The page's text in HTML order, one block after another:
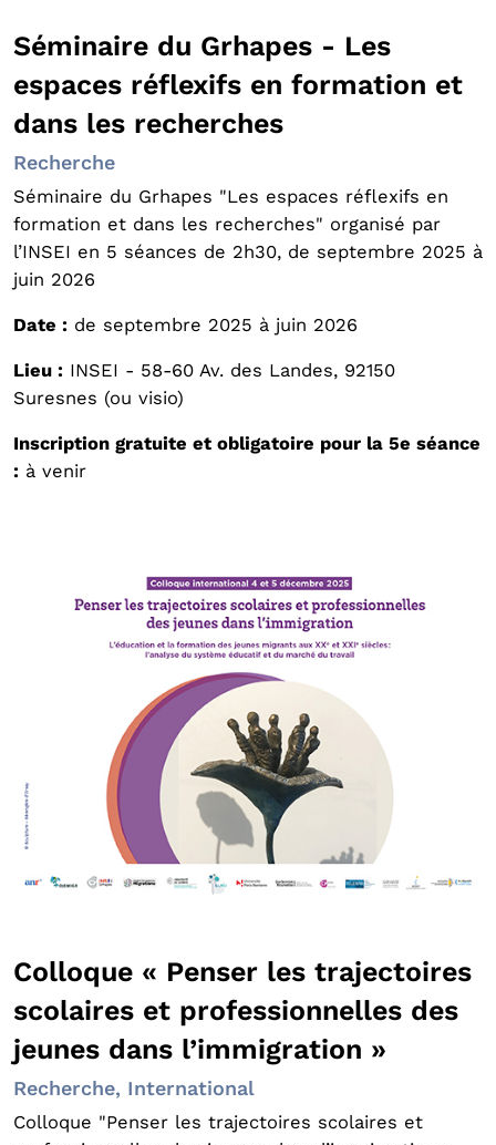
Séminaire du Grhapes - Les
espaces réflexifs en formation et
dans les recherches
Recherche
Séminaire du Grhapes "Les espaces réflexifs en
formation et dans les recherches" organisé par
l’INSEI en 5 séances de 2h30, de septembre 2025 à
juin 2026
Date : de septembre 2025 à juin 2026
Lieu : INSEI - 58-60 Av. des Landes, 92150
Suresnes (ou visio)
Inscription gratuite et obligatoire pour la 5e séance
: à venir
Colloque « Penser les trajectoires
scolaires et professionnelles des
jeunes dans l’immigration »
Recherche, International
Colloque "Penser les trajectoires scolaires et